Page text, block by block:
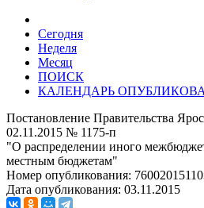
Сегодня
Неделя
Месяц
ПОИСК
КАЛЕНДАРЬ
Постановление Правительства
02.11.2015 № 1175-п
"О распределении иного
местным бюджетам"
Номер опубликования:
Дата опубликования: 03.11.2015